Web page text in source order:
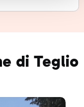
di Teglio